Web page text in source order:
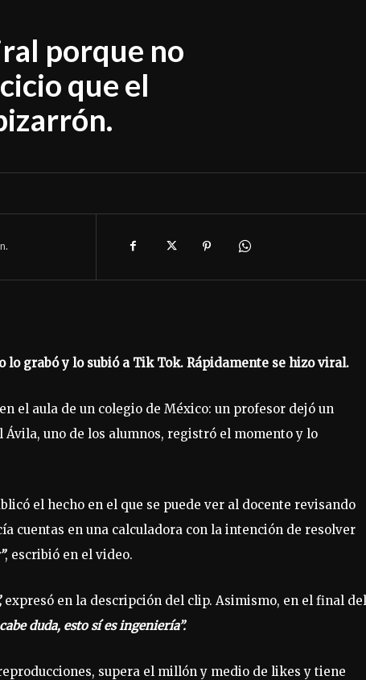
porque no
que el
lo grabó y lo subió a Tik Tok. Rápidamente se hizo viral.
el aula de un colegio de México: un profesor dejó un
uno de los alumnos, registró el momento y lo
el hecho en el que se puede ver al docente revisando
cuentas en una calculadora con la intención de resolver
, escribió en el video.
expresó en la descripción del clip. Asimismo, en el final del
duda, esto sí es ingeniería”.
supera el millón y medio de likes y tiene